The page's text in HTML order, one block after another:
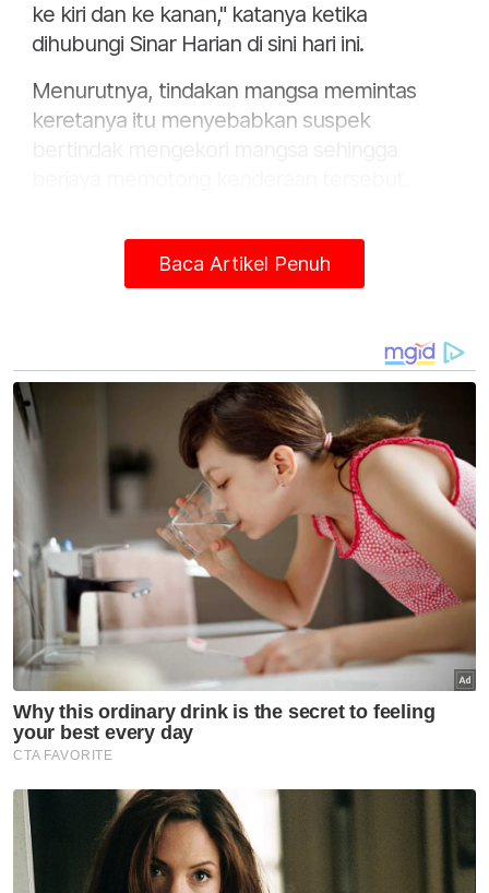
ke kiri dan ke kanan," katanya ketika
dihubungi Sinar Harian di sini hari ini.
Menurutnya, tindakan mangsa memintas
keretanya itu menyebabkan suspek
melanggar bahagian belakang serta
menghimpitnya menyebabkan kereta
dalam parit dan suspek kemudian meluru
dari kenderaannya serta bertindak memukul
mangsa menggunakan besi boleh laras
sehingga mendatangkan kecederaan.
Beliau berkata, hasil siasatan mendapati
suspek mempunyai tiga rekod jenayah
lampau dan semakan rekod menunjukkan
kenderaan dinaiki lelaki itu telah didaftarkan
Baca Artikel Penuh